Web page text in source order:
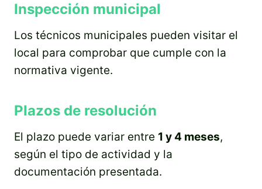
Inspección municipal
Los técnicos municipales pueden visitar el
local para comprobar que cumple con la
normativa vigente.
Plazos de resolución
El plazo puede variar entre 1 y 4 meses,
según el tipo de actividad y la
documentación presentada.